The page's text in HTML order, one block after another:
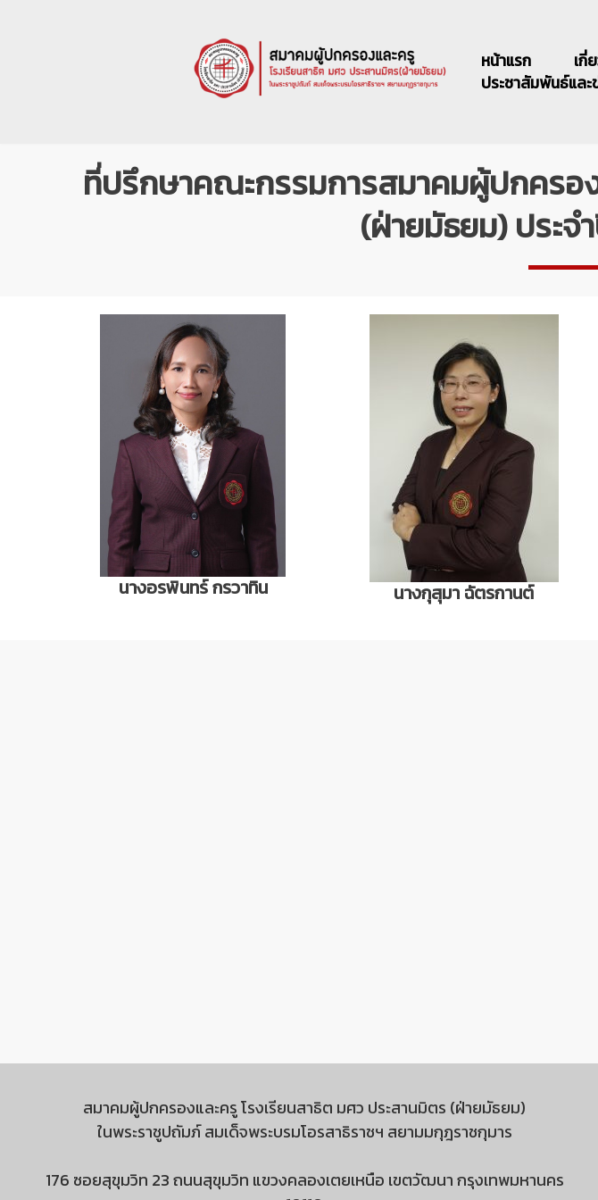
หน้าแรก เกี่
ประชาสัมพันธ์และ
ที่ปรึกษาคณะกรรมการสมาคมผู้ปกครอ
(ฝ่ายมัธยม) ประจ
นางอรพินทร์ กรวาทิน นางกุสุมา ฉัตรกานต์
สมาคมผู้ปกครองและครู โรงเรียนสาธิต มศว ประสานมิตร (ฝ่ายมัธยม)
ในพระราชูปถัมภ์ สมเด็จพระบรมโอรสาธิราชฯ สยามมกุฎราชกุมาร
176 ซอยสุขุมวิท 23 ถนนสุขุมวิท แขวงคลองเตยเหนือ เขตวัฒนา กรุงเทพมหานคร